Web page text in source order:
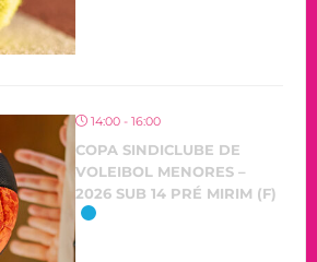
14:00 - 16:00
COPA SINDICLUBE DE
VOLEIBOL MENORES –
2026 SUB 14 PRÉ MIRIM (F)